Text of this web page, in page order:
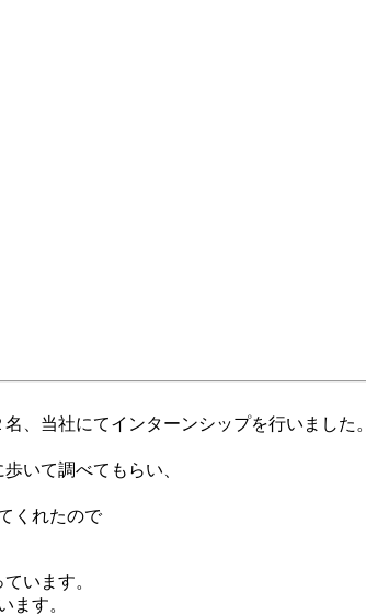
、当社にてインターンシップを行いました。
いて調べてもらい、
くれたので
います。
ます。